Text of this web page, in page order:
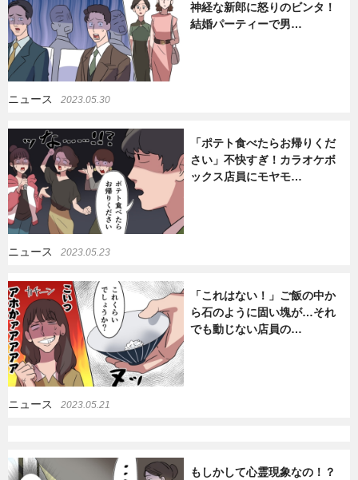
神経な新郎に怒りのビンタ！
結婚パーティーで男…
ニュース 2023.05.30
「ポテト食べたらお帰りくだ
さい」不快すぎ！カラオケボ
ックス店員にモヤモ…
ニュース 2023.05.23
「これはない！」ご飯の中か
ら石のように固い塊が…それ
でも動じない店員の…
ニュース 2023.05.21
もしかして心霊現象なの！？